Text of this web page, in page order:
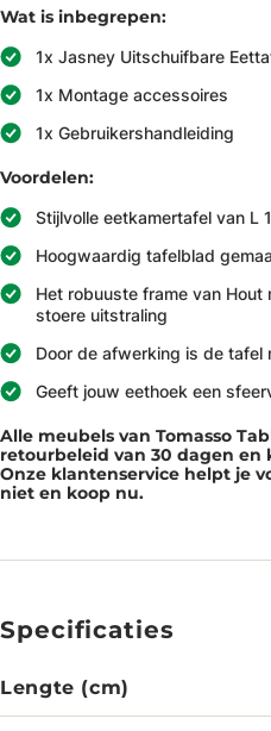
Wat is inbegrepen:
1x Jasney Uitschuifbare
1x Montage accessoires
1x Gebruikershandleiding
Voordelen:
Stijlvolle eetkamertafel van L
Hoogwaardig tafelblad
Het robuuste frame van
stoere uitstraling
Door de afwerking is de tafel
Geeft jouw eethoek een
Alle meubels van Tomasso
retourbeleid van 30 dagen en
Onze klantenservice helpt je
niet en koop nu.
Specificaties
Lengte (cm)